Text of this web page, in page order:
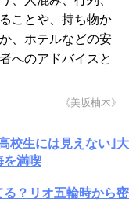
ことや、持ち物か
、ホテルなどの安
へのアドバイスと
《美坂柚木》
校生には見えない｣大
を満喫
？リオ五輪時から密